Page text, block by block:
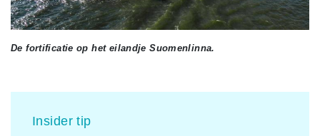
De fortificatie op het eilandje Suomenlinna.
Insider tip